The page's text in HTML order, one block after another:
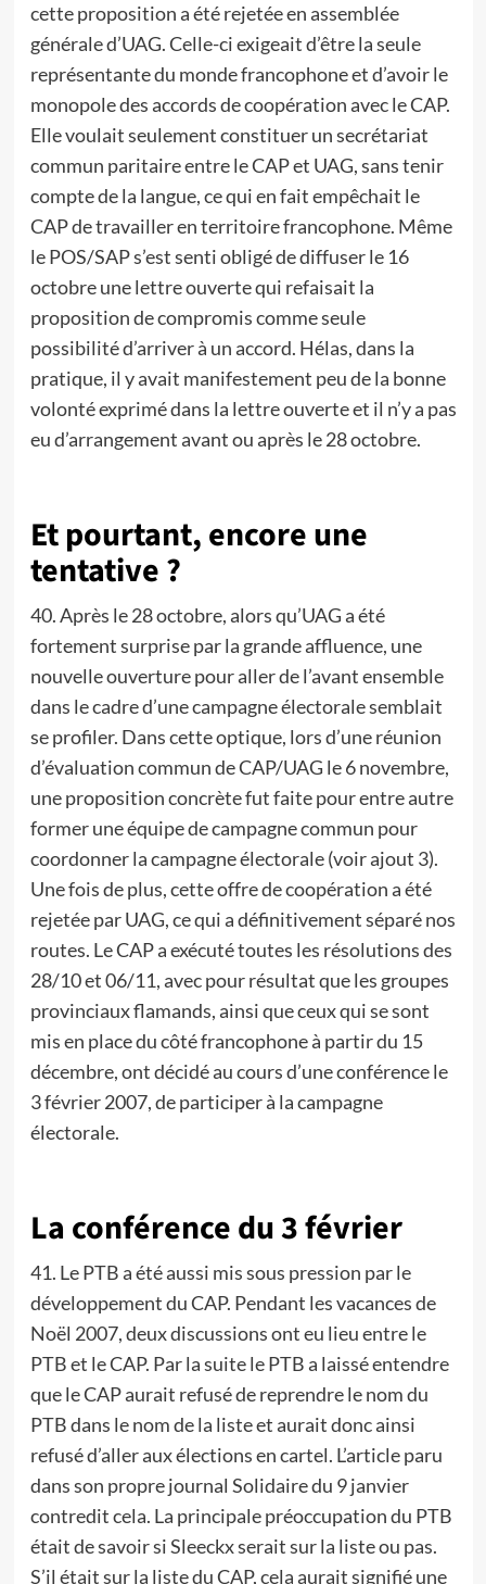
cette proposition a été rejetée en assemblée
générale d’UAG. Celle-ci exigeait d’être la seule
représentante du monde francophone et d’avoir le
monopole des accords de coopération avec le CAP.
Elle voulait seulement constituer un secrétariat
commun paritaire entre le CAP et UAG, sans tenir
compte de la langue, ce qui en fait empêchait le
CAP de travailler en territoire francophone. Même
le POS/SAP s’est senti obligé de diffuser le 16
octobre une lettre ouverte qui refaisait la
proposition de compromis comme seule
possibilité d’arriver à un accord. Hélas, dans la
pratique, il y avait manifestement peu de la bonne
volonté exprimé dans la lettre ouverte et il n’y a pas
eu d’arrangement avant ou après le 28 octobre.
Et pourtant, encore une
tentative ?
40. Après le 28 octobre, alors qu’UAG a été
fortement surprise par la grande affluence, une
nouvelle ouverture pour aller de l’avant ensemble
dans le cadre d’une campagne électorale semblait
se profiler. Dans cette optique, lors d’une réunion
d’évaluation commun de CAP/UAG le 6 novembre,
une proposition concrète fut faite pour entre autre
former une équipe de campagne commun pour
coordonner la campagne électorale (voir ajout 3).
Une fois de plus, cette offre de coopération a été
rejetée par UAG, ce qui a définitivement séparé nos
routes. Le CAP a exécuté toutes les résolutions des
28/10 et 06/11, avec pour résultat que les groupes
provinciaux flamands, ainsi que ceux qui se sont
mis en place du côté francophone à partir du 15
décembre, ont décidé au cours d’une conférence le
3 février 2007, de participer à la campagne
électorale.
La conférence du 3 février
41. Le PTB a été aussi mis sous pression par le
développement du CAP. Pendant les vacances de
Noël 2007, deux discussions ont eu lieu entre le
PTB et le CAP. Par la suite le PTB a laissé entendre
que le CAP aurait refusé de reprendre le nom du
PTB dans le nom de la liste et aurait donc ainsi
refusé d’aller aux élections en cartel. L’article paru
dans son propre journal Solidaire du 9 janvier
contredit cela. La principale préoccupation du PTB
était de savoir si Sleeckx serait sur la liste ou pas.
S’il était sur la liste du CAP, cela aurait signifié une